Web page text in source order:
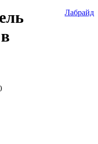
Лабрайд